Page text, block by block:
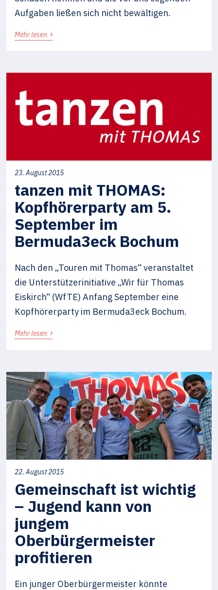
Aufgaben ließen sich nicht bewältigen.
Mehr lesen ›
23. August 2015
tanzen mit THOMAS:
Kopfhörerparty am 5.
September im
Bermuda3eck Bochum
Nach den „Touren mit Thomas“ veranstaltet
die Unterstützerinitiative „Wir für Thomas
Eiskirch“ (WfTE) Anfang September eine
Kopfhörerparty im Bermuda3eck Bochum.
Mehr lesen ›
22. August 2015
Gemeinschaft ist wichtig
– Jugend kann von
jungem
Oberbürgermeister
profitieren
Ein junger Oberbürgermeister könnte